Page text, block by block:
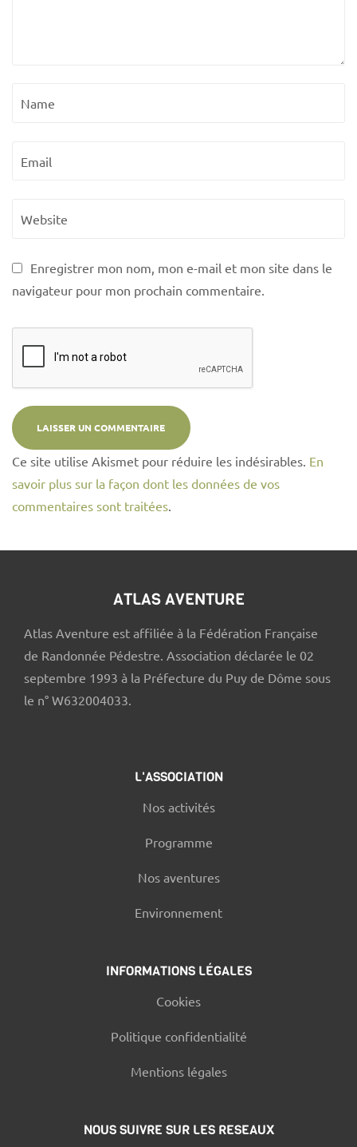
Enregistrer mon nom, mon e-mail et mon site dans le
navigateur pour mon prochain commentaire.
Ce site utilise Akismet pour réduire les indésirables. En
savoir plus sur la façon dont les données de vos
commentaires sont traitées.
ATLAS AVENTURE
Atlas Aventure est affiliée à la Fédération Française
de Randonnée Pédestre. Association déclarée le 02
septembre 1993 à la Préfecture du Puy de Dôme sous
le n° W632004033.
L'ASSOCIATION
Nos activités
Programme
Nos aventures
Environnement
INFORMATIONS LÉGALES
Cookies
Politique confidentialité
Mentions légales
NOUS SUIVRE SUR LES RESEAUX